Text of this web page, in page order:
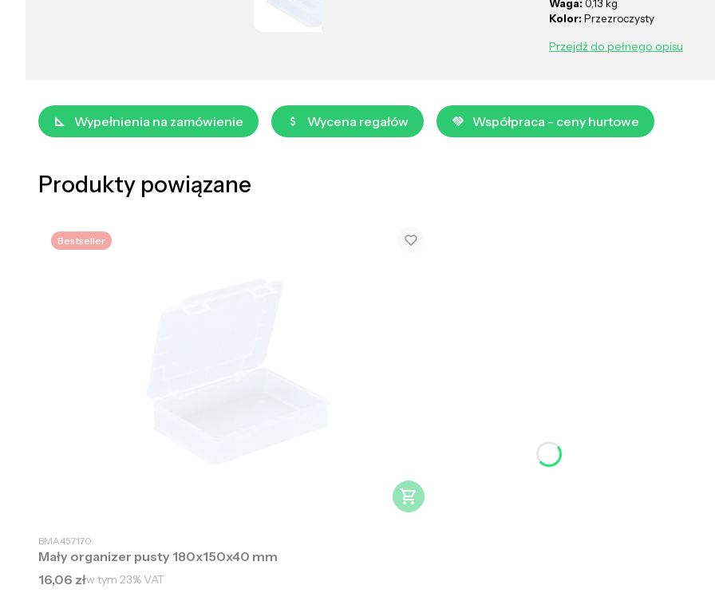
Waga: 0,13 kg
Kolor: Przezroczysty
Przejdź do pełnego opisu
Wypełnienia na zamówienie Wycena regałów Współpraca - ceny hurtowe
Produkty powiązane
Bestseller
BMA457170
Mały organizer pusty 180x150x40 mm
Cena brutto
16,06 złw tym 23%VAT